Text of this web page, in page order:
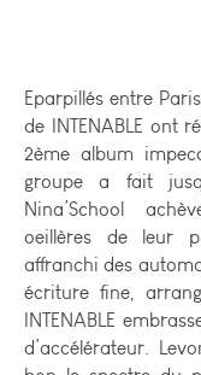
Eparpillés entre
de INTENABLE ont
2ème album
groupe a fait
Nina’School
oeillères de leur
affranchi des
écriture fine,
INTENABLE
d’accélérateur.